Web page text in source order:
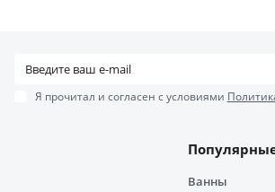
Я прочитал и согласен с условиями
Ванны